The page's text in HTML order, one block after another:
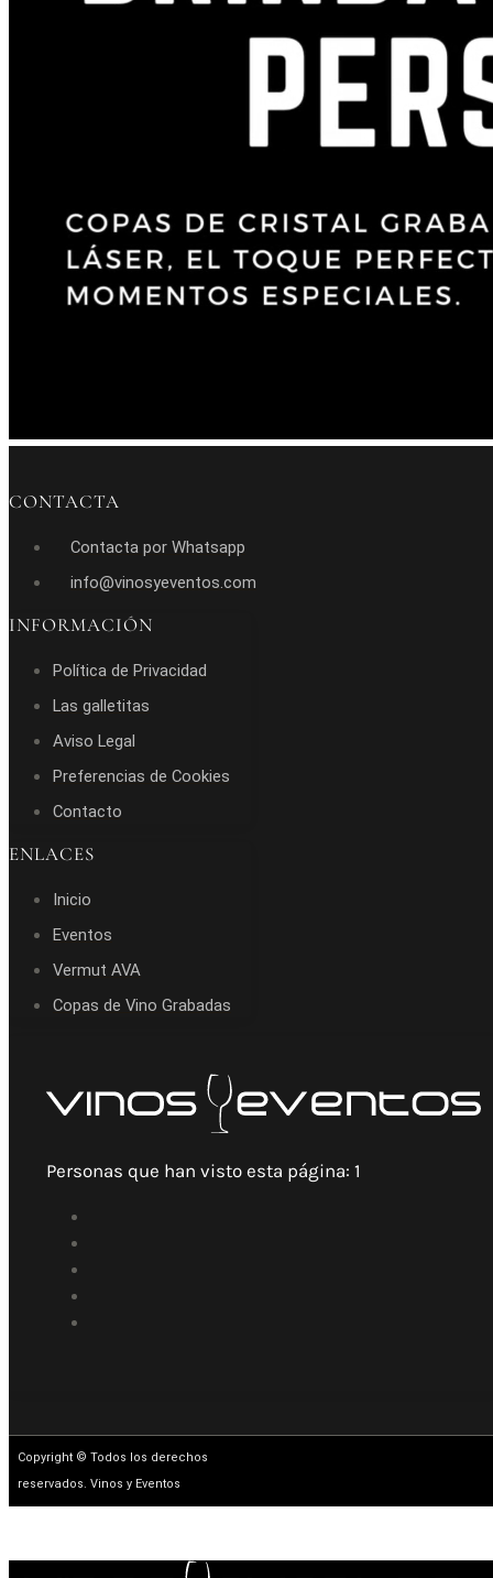
CONTACTA
Contacta por Whatsapp
info@vinosyeventos.com
INFORMACIÓN
Política de Privacidad
Las galletitas
Aviso Legal
Preferencias de Cookies
Contacto
ENLACES
Inicio
Eventos
Vermut AVA
Copas de Vino Grabadas
Personas que han visto esta página: 1
Copyright © Todos los derechos
reservados. Vinos y Eventos